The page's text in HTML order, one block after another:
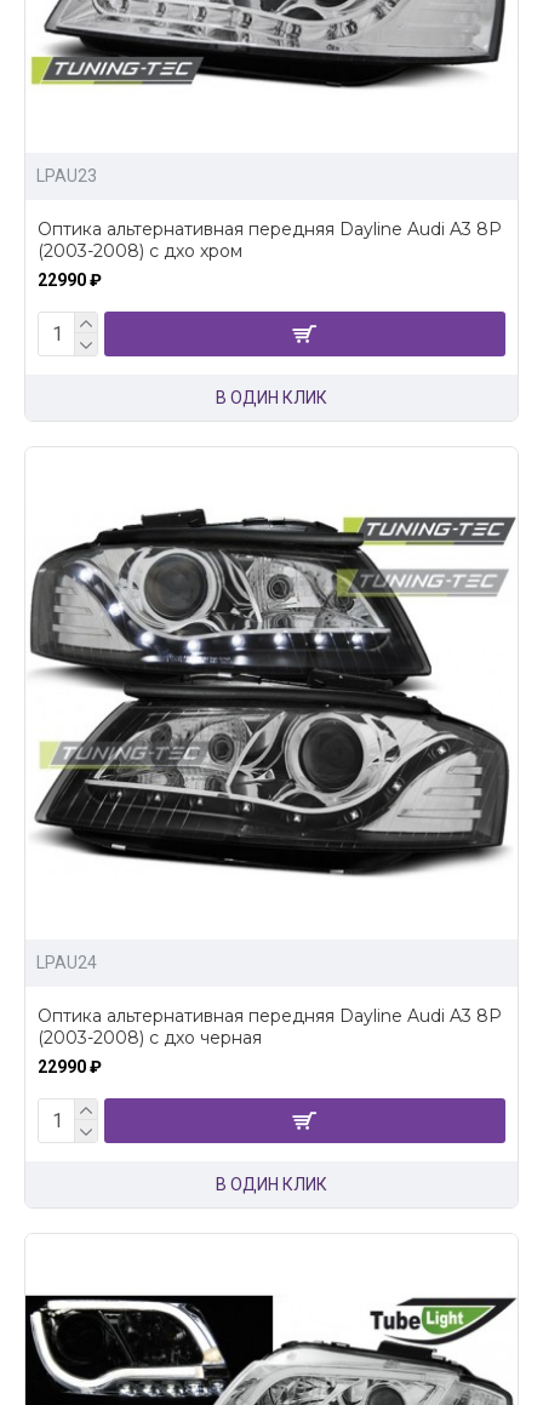
LPAU23
Оптика альтернативная передняя Dayline Audi A3 8P
(2003-2008) с дхо хром
22990 ₽
В ОДИН КЛИК
LPAU24
Оптика альтернативная передняя Dayline Audi A3 8P
(2003-2008) с дхо черная
22990 ₽
В ОДИН КЛИК